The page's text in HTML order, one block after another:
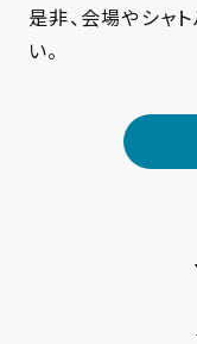
是非、会場やシャ
い。